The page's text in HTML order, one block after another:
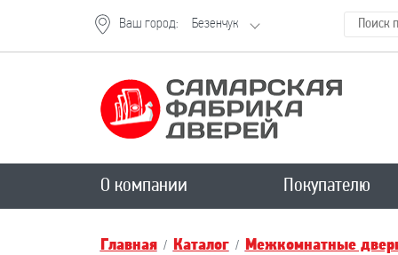
Ваш город: Безенчук
О компании Покупателю
Главная Каталог
Межкомнатные